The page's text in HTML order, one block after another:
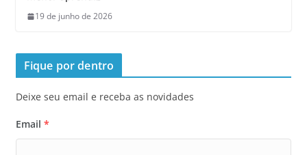
19 de junho de 2026
Fique por dentro
Deixe seu email e receba as novidades
Email *